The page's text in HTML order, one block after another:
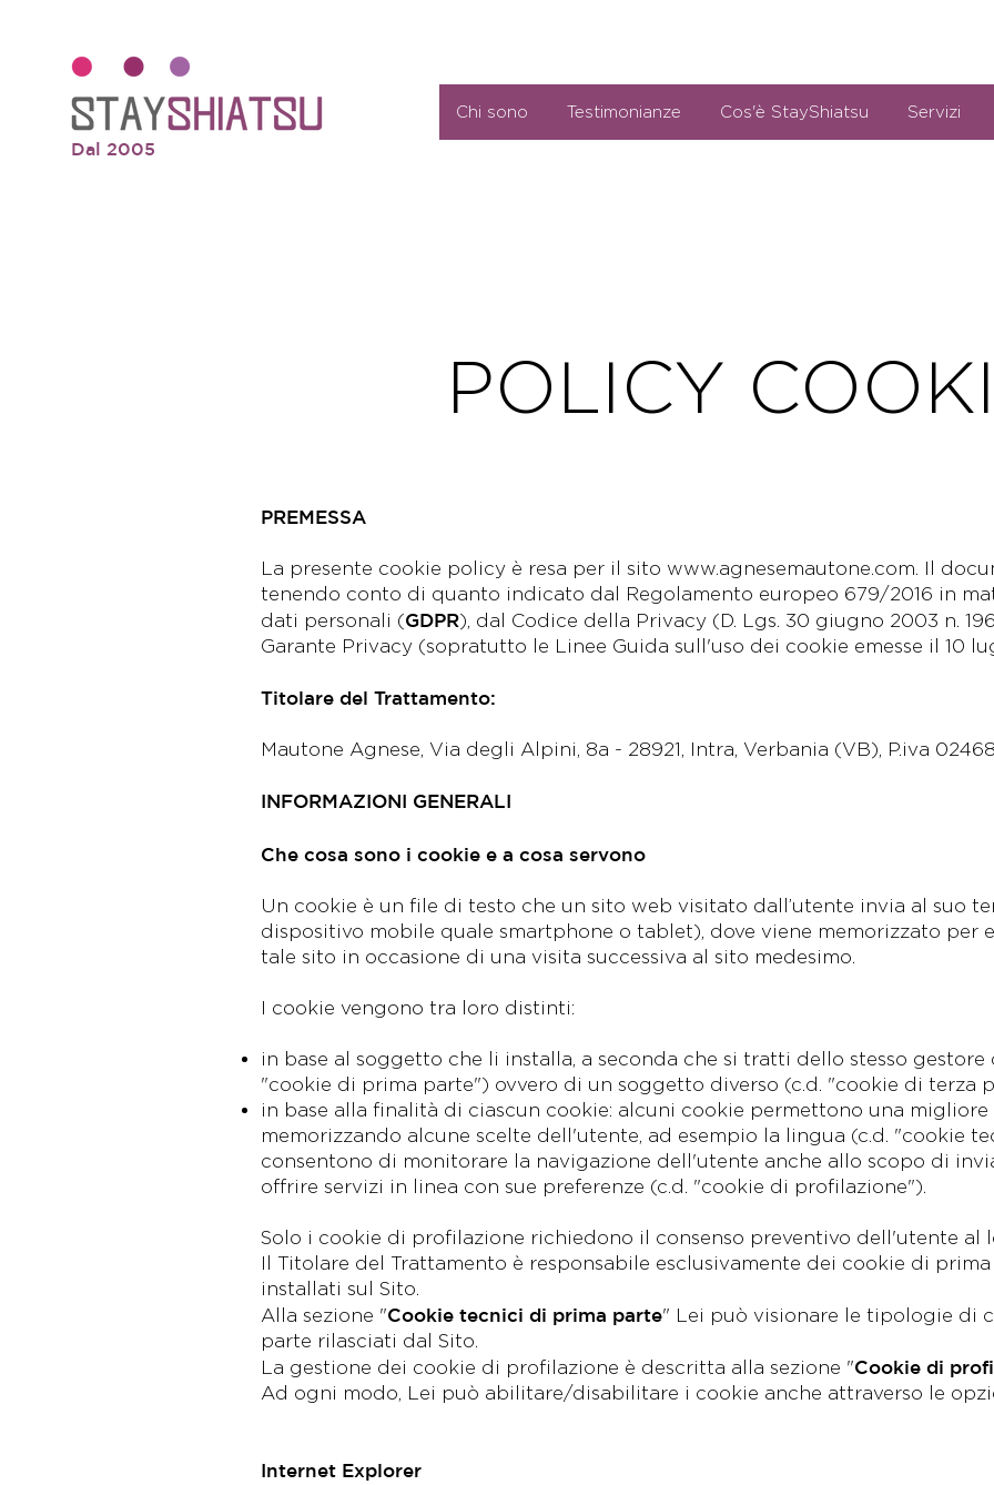
Dal 2005
Chi sono Testimonianze Cos'è StayShiatsu Servizi
POLICY
PREMESSA
La presente cookie policy è resa per il sito www.agnesemautone.com. Il
tenendo conto di quanto indicato dal Regolamento europeo 679/2016 in
dati personali (GDPR), dal Codice della Privacy (D. Lgs. 30 giugno 2003 n.
Garante Privacy (sopratutto le Linee Guida sull'uso dei cookie emesse il 10
Titolare del Trattamento:
Mautone Agnese, Via degli Alpini, 8a - 28921, Intra, Verbania (VB), P.iva
INFORMAZIONI GENERALI
Che cosa sono i cookie e a cosa servono
Un cookie è un file di testo che un sito web visitato dall’utente invia al suo
dispositivo mobile quale smartphone o tablet), dove viene memorizzato per
tale sito in occasione di una visita successiva al sito medesimo.
I cookie vengono tra loro distinti:
in base al soggetto che li installa, a seconda che si tratti dello stesso gestore
"cookie di prima parte") ovvero di un soggetto diverso (c.d. "cookie di terza
in base alla finalità di ciascun cookie: alcuni cookie permettono una migliore
memorizzando alcune scelte dell'utente, ad esempio la lingua (c.d. "cookie
consentono di monitorare la navigazione dell'utente anche allo scopo di
offrire servizi in linea con sue preferenze (c.d. "cookie di profilazione").
Solo i cookie di profilazione richiedono il consenso preventivo dell'utente al
Il Titolare del Trattamento è responsabile esclusivamente dei cookie di
installati sul Sito.
Alla sezione "Cookie tecnici di prima parte" Lei può visionare le tipologie di
parte rilasciati dal Sito.
La gestione dei cookie di profilazione è descritta alla sezione "Cookie di
Ad ogni modo, Lei può abilitare/disabilitare i cookie anche attraverso le
Internet Explorer